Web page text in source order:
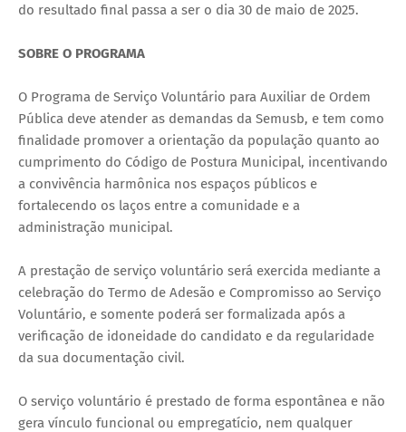
do resultado final passa a ser o dia 30 de maio de 2025.
SOBRE O PROGRAMA
O Programa de Serviço Voluntário para Auxiliar de Ordem
Pública deve atender as demandas da Semusb, e tem como
finalidade promover a orientação da população quanto ao
cumprimento do Código de Postura Municipal, incentivando
a convivência harmônica nos espaços públicos e
fortalecendo os laços entre a comunidade e a
administração municipal.
A prestação de serviço voluntário será exercida mediante a
celebração do Termo de Adesão e Compromisso ao Serviço
Voluntário, e somente poderá ser formalizada após a
verificação de idoneidade do candidato e da regularidade
da sua documentação civil.
O serviço voluntário é prestado de forma espontânea e não
gera vínculo funcional ou empregatício, nem qualquer